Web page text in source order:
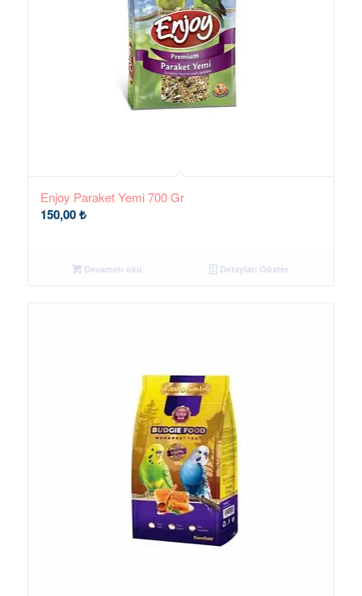
Enjoy Paraket Yemi 700 Gr
150,00₺
Devamını oku Detayları Göster